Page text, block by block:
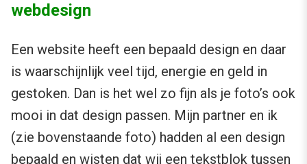
webdesign
Een website heeft een bepaald design en daar
is waarschijnlijk veel tijd, energie en geld in
gestoken. Dan is het wel zo fijn als je foto’s ook
mooi in dat design passen. Mijn partner en ik
(zie bovenstaande foto) hadden al een design
bepaald en wisten dat wij een tekstblok tussen